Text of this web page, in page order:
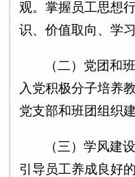
观。掌握员工思想
识、价值取向、学
（二）党团和
入党积极分子培养
党支部和班团组织
（三）学风建
引导员工养成良好